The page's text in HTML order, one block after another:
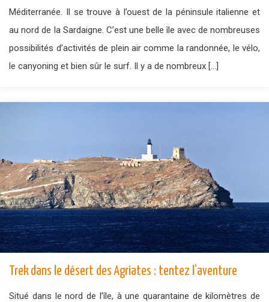
Méditerranée. Il se trouve à l’ouest de la péninsule italienne et
au nord de la Sardaigne. C’est une belle île avec de nombreuses
possibilités d’activités de plein air comme la randonnée, le vélo,
le canyoning et bien sûr le surf. Il y a de nombreux […]
Trek dans le désert des Agriates : tentez l’aventure
Situé dans le nord de l’île, à une quarantaine de kilomètres de